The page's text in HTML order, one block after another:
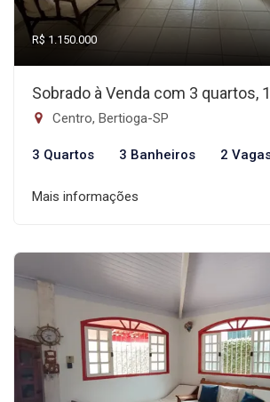
R$ 1.150.000
Sobrado à Venda com 3 quartos,
Centro, Bertioga-SP
3 Quartos 3 Banheiros 2
Mais informações